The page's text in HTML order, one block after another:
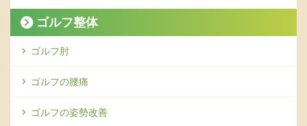
ゴルフ整体
ゴルフ肘
ゴルフの腰痛
ゴルフの姿勢改善